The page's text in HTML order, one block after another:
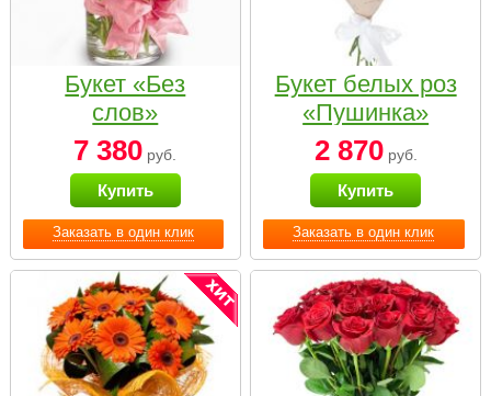
Заказать в один клик
Букет «Без
слов»
7 380 руб.
Купить
Заказать в один клик
Букет белых роз
«Пушинка»
2 870руб.
Купить